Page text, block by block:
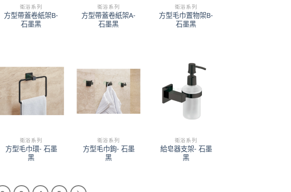
衛浴系列
方型帶蓋卷紙架B-
石墨黑
衛浴系列
方型帶蓋卷紙架A-
石墨黑
衛浴系列
方型毛巾置物架B-
石墨黑
衛浴系列
方型毛巾環- 石墨
黑
衛浴系列
方型毛巾鉤- 石墨
黑
衛浴系列
給皂器支架- 石墨
黑